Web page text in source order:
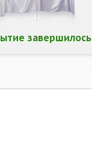
завершилось